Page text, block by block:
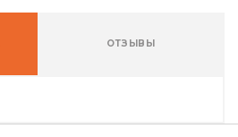
ОТЗЫВЫ